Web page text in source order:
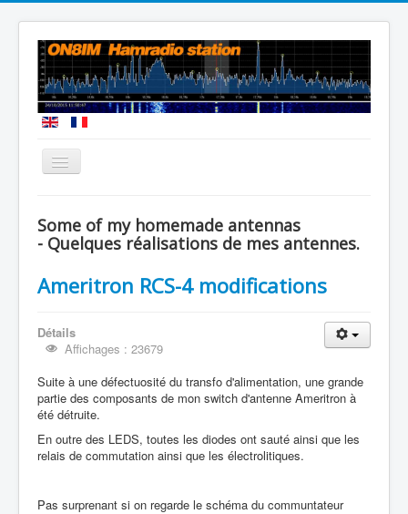
Vous êtes ici : Accueil
Some of my homemade antennas
- Quelques réalisations de mes antennes.
Ameritron RCS-4 modifications
Détails
Affichages : 23679
Suite à une défectuosité du transfo d'alimentation, une grande
partie des composants de mon switch d'antenne Ameritron à
été détruite.
En outre des LEDS, toutes les diodes ont sauté ainsi que les
relais de commutation ainsi que les électrolitiques.
Pas surprenant si on regarde le schéma du communtateur